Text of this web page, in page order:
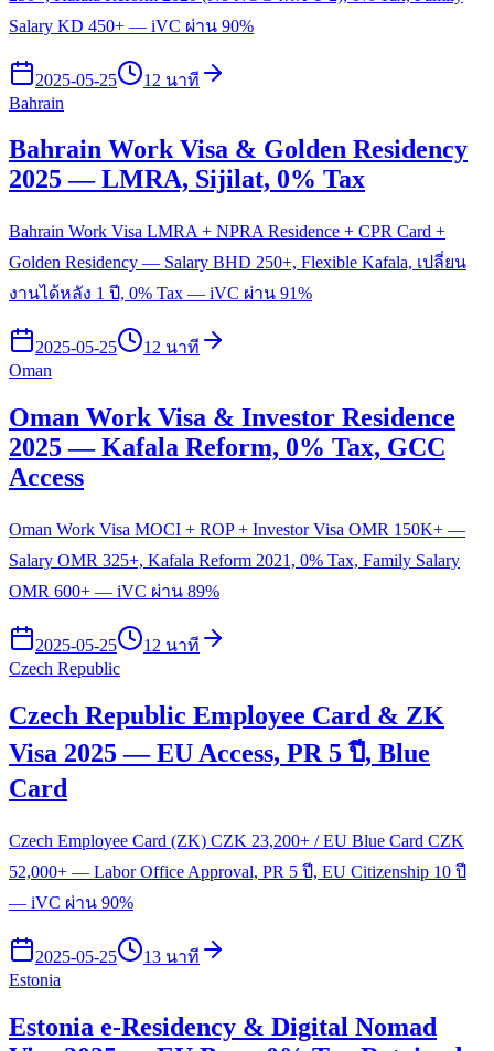
Salary KD 450+ — iVC ผ่าน 90%
2025-05-25
12 นาที
Bahrain
Bahrain Work Visa & Golden Residency
2025 — LMRA, Sijilat, 0% Tax
Bahrain Work Visa LMRA + NPRA Residence + CPR Card +
Golden Residency — Salary BHD 250+, Flexible Kafala, เปลี่ยน
งานได้หลัง 1 ปี, 0% Tax — iVC ผ่าน 91%
2025-05-25
12 นาที
Oman
Oman Work Visa & Investor Residence
2025 — Kafala Reform, 0% Tax, GCC
Access
Oman Work Visa MOCI + ROP + Investor Visa OMR 150K+ —
Salary OMR 325+, Kafala Reform 2021, 0% Tax, Family Salary
OMR 600+ — iVC ผ่าน 89%
2025-05-25
12 นาที
Czech Republic
Czech Republic Employee Card & ZK
Visa 2025 — EU Access, PR 5 ปี, Blue
Card
Czech Employee Card (ZK) CZK 23,200+ / EU Blue Card CZK
52,000+ — Labor Office Approval, PR 5 ปี, EU Citizenship 10 ปี
— iVC ผ่าน 90%
2025-05-25
13 นาที
Estonia
Estonia e-Residency & Digital Nomad